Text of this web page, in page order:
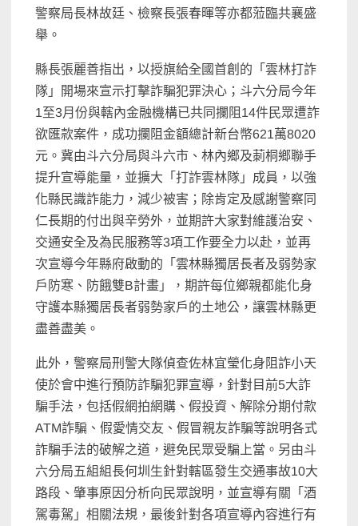
警察局長林故廷、檢察長張春暉等亦都蒞臨共襄盛
舉。
縣長張麗善指出，以授旗給全國首創的「雲林打詐
隊」開場來宣示打擊詐騙犯罪決心；斗六分局今年
1至3月份與轄內金融機構已共同攔阻14件民眾遭詐
欲匯款案件，成功攔阻金額總計新台幣621萬8020
元。冀由斗六分局與斗六市、林內鄉及莿桐鄉聯手
提升宣導能量，並擴大「打詐雲林隊」成員，以強
化縣民識詐能力，減少被害；除肯定及感謝警察同
仁長期的付出與辛勞外，並期許大家對維護治安、
交通安全及為民服務等3項工作要全力以赴，並再
次宣導今年縣府啟動的「雲林縣獨居長者及弱勢家
戶防寒、防餓雙B計畫」，期許每位鄉親都能化身
守護本縣獨居長者弱勢家戶的土地公，讓雲林縣更
盡善盡美。
此外，警察局刑警大隊偵查佐林宜瑩化身阻詐小天
使於會中進行預防詐騙犯罪宣導，針對目前5大詐
騙手法，包括假網拍網購、假投資、解除分期付款
ATM詐騙、假愛情交友、假冒親友詐騙等說明各式
詐騙手法的破解之道，避免民眾受騙上當。另由斗
六分局五組組長何圳生針對轄區發生交通事故10大
路段、肇事原因分析向民眾說明，並宣導有關「酒
駕毒駕」相關法規，最後針對各項宣導內容進行有